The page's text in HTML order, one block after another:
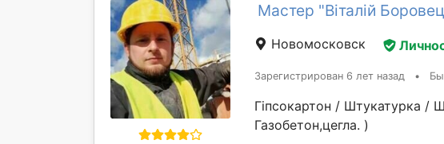
Мастер "Віталій
Новомосковск
Зарегистрирован 6 лет назад •
Гіпсокартон / Штукатурка /
Газобетон,цегла. )​​​​​​​